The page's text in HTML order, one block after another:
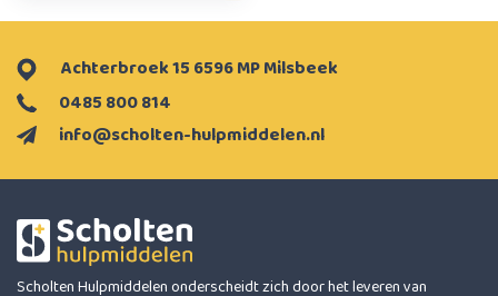
info@scholten-hulpmiddelen.nl
0485 800 814
Achterbroek 15 6596 MP Milsbeek
Scholten Hulpmiddelen onderscheidt zich door het leveren van